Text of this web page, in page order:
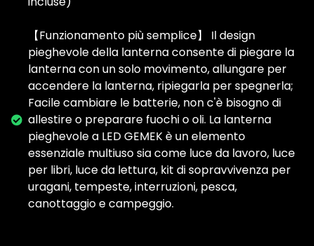
【Funzionamento più semplice】 Il design
pieghevole della lanterna consente di piegare la
lanterna con un solo movimento, allungare per
accendere la lanterna, ripiegarla per spegnerla;
Facile cambiare le batterie, non c'è bisogno di
allestire o preparare fuochi o oli. La lanterna
pieghevole a LED GEMEK è un elemento
essenziale multiuso sia come luce da lavoro, luce
per libri, luce da lettura, kit di sopravvivenza per
uragani, tempeste, interruzioni, pesca,
canottaggio e campeggio.